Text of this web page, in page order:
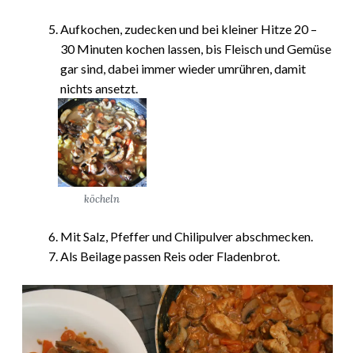
Aufkochen, zudecken und bei kleiner Hitze 20 –
30 Minuten kochen lassen, bis Fleisch und Gemüse
gar sind, dabei immer wieder umrühren, damit
nichts ansetzt.
köcheln
Mit Salz, Pfeffer und Chilipulver abschmecken.
Als Beilage passen Reis oder Fladenbrot.